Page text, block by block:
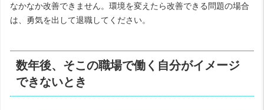
なかなか改善できません。環境を変えたら改善できる問題の場合
は、勇気を出して退職してください。
数年後、そこの職場で働く自分がイメージ
できないとき